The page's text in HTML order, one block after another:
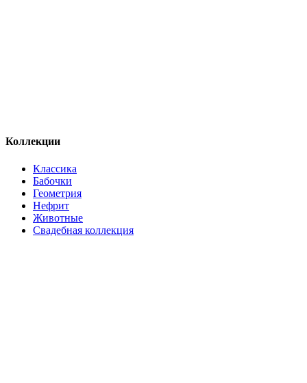
Коллекции
Классика
Бабочки
Геометрия
Нефрит
Животные
Свадебная коллекция